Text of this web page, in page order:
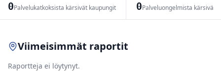
0Palvelukatkoksista kärsivät kaupungit 0Palveluongelmista kärsivät
Viimeisimmät raportit
Raportteja ei löytynyt.